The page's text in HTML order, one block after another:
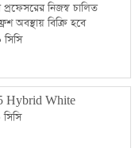
প্রফেসরের নিজস্ব চালিত
অবস্থায় বিক্রি হবে
Hybrid White